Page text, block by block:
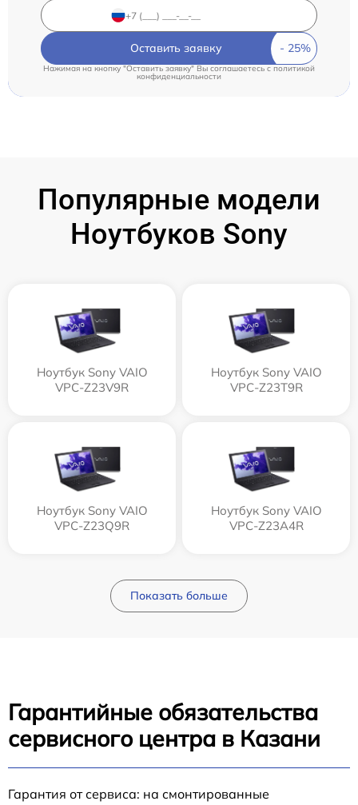
Оставить заявку
Нажимая на кнопку "Оставить заявку" Вы соглашаетесь c политикой
конфиденциальности
Популярные модели
Ноутбуков Sony
Ноутбук Sony VAIO
VPC-Z23V9R
Ноутбук Sony VAIO
VPC-Z23T9R
Ноутбук Sony VAIO
VPC-Z23Q9R
Ноутбук Sony VAIO
VPC-Z23A4R
Показать больше
Гарантийные обязательства
сервисного центра в Казани
Гарантия от сервиса: на смонтированные